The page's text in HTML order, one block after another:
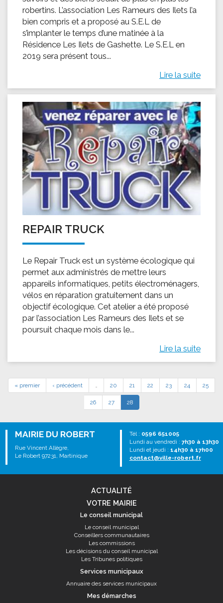
robertins. L’association Les Rameurs des Ilets l’a
bien compris et a proposé au S.E.L de
s’implanter le temps d’une matinée à la
Résidence Les Ilets de Gashette. Le S.E.L en
2019 sera présent tous...
Lire la suite
REPAIR TRUCK
Le Repair Truck est un système écologique qui
permet aux administrés de mettre leurs
appareils informatiques, petits électroménagers,
vélos en réparation gratuitement dans un
objectif écologique. Cet atelier a été proposé
par l’association Les Rameurs des Ilets et se
poursuit chaque mois dans le...
Lire la suite
« premier ‹ précédent … 20 21 22 23 24 25
26 27 28
MAIRIE DU ROBERT
Rue Vincent Allègre,
Le Robert 97231, Martinique
Tél : 0596 651005
Lundi au vendredi : 7h30 à 13h30
Lundi et jeudi : 14h30 à 17h00
contact@ville-robert.fr
ACTUALITÉ
VOTRE MAIRIE
Le conseil municipal
Le conseil municipal
Conseillers communautaires
Les commissions
Les décisions du conseil municipal
Les Tribunes politiques
Services municipaux
Annuaire des services municipaux
Mes démarches